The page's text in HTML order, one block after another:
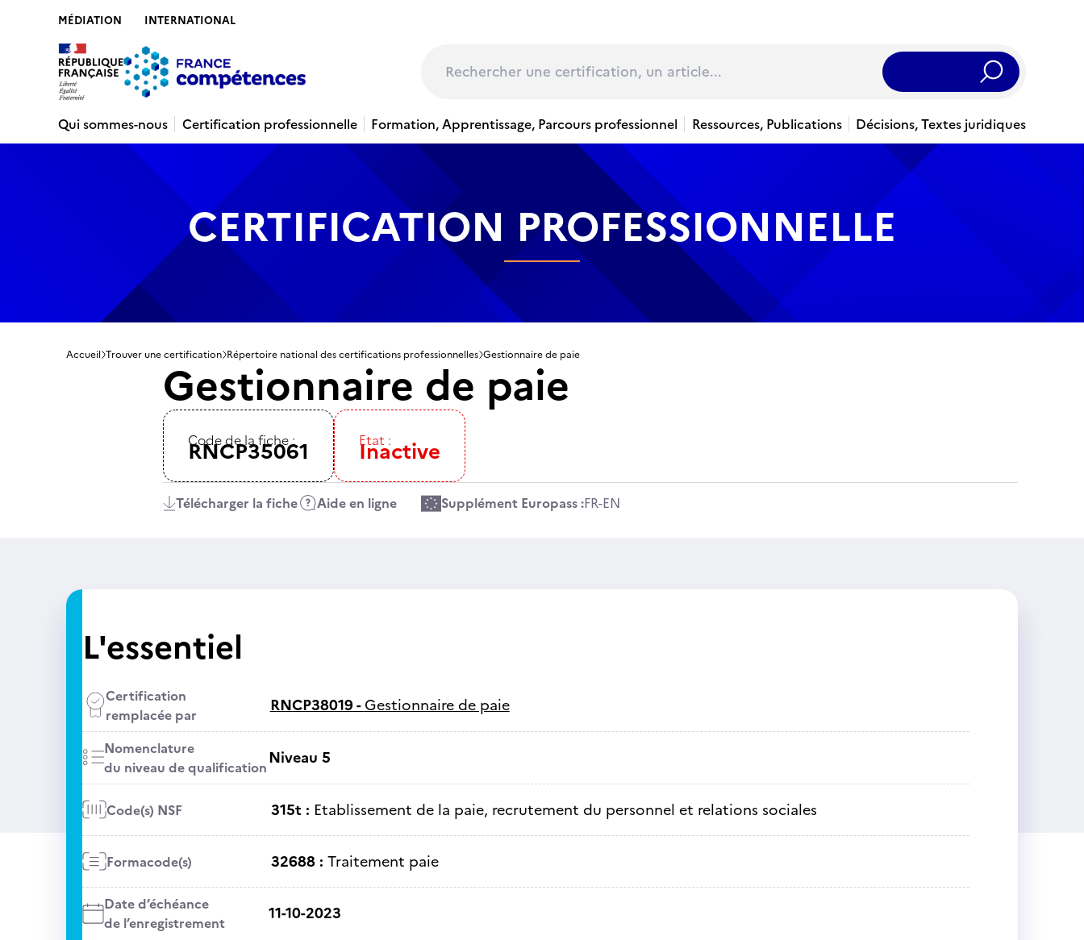
MÉDIATION INTERNATIONAL
Rechercher
Qui sommes-nous
Certification professionnelle Formation, Apprentissage, Parcours professionnel Ressources, Publications Décisions, Textes juridiques
CERTIFICATION PROFESSIONNELLE
Accueil Trouver une certification Répertoire national des certifications professionnelles Gestionnaire de paie
Gestionnaire de paie
Code de la fiche :
RNCP35061 Etat :
Inactive
Télécharger la fiche Aide en ligne Supplément Europass :FR-EN
L'essentiel
Certification
remplacée par
RNCP38019 -Gestionnaire de paie
Nomenclature
du niveau de qualificationNiveau 5
Code(s) NSF 315t : Etablissement de la paie, recrutement du personnel et relations sociales
Formacode(s) 32688 : Traitement paie
Date d’échéance
de l’enregistrement
11-10-2023